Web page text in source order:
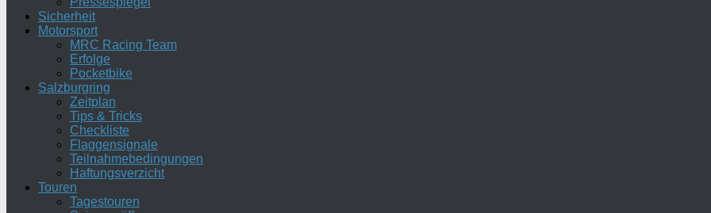
Sicherheit
Motorsport
MRC Racing Team
Erfolge
Pocketbike
Salzburgring
Zeitplan
Tips & Tricks
Checkliste
Flaggensignale
Teilnahmebedingungen
Haftungsverzicht
Touren
Tagestouren